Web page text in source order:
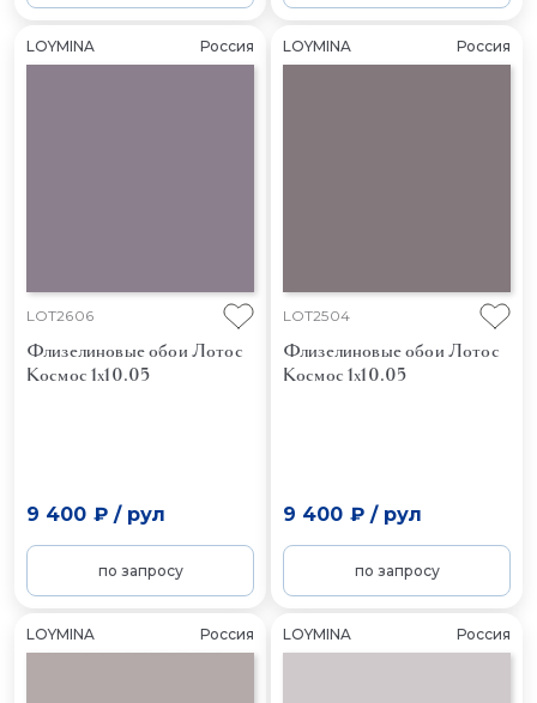
LOYMINA Россия
LOT2606
Флизелиновые обои Лотос
Космос 1x10.05
9 400 ₽/ рул
по запросу
LOYMINA Россия
LOT2504
Флизелиновые обои Лотос
Космос 1x10.05
9 400 ₽/ рул
по запросу
LOYMINA Россия LOYMINA Россия